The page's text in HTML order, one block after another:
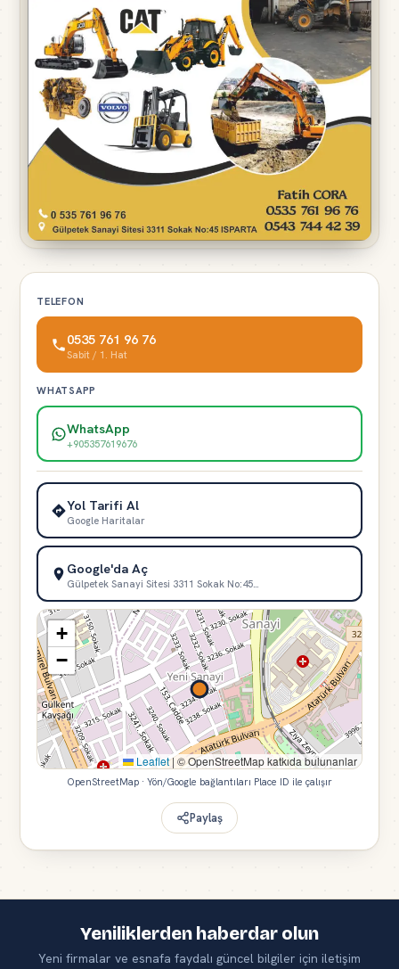
TELEFON
0535 761 96 76
Sabit / 1. Hat
WHATSAPP
WhatsApp
+905357619676
Yol Tarifi Al
Google Haritalar
Google'da Aç
Gülpetek Sanayi Sitesi 3311 Sokak No:45…
+
−
Leaflet|© OpenStreetMap katkıda bulunanlar
OpenStreetMap · Yön/Google bağlantıları Place ID ile çalışır
Paylaş
Yeniliklerden haberdar olun
Yeni firmalar ve esnafa faydalı güncel bilgiler için iletişim